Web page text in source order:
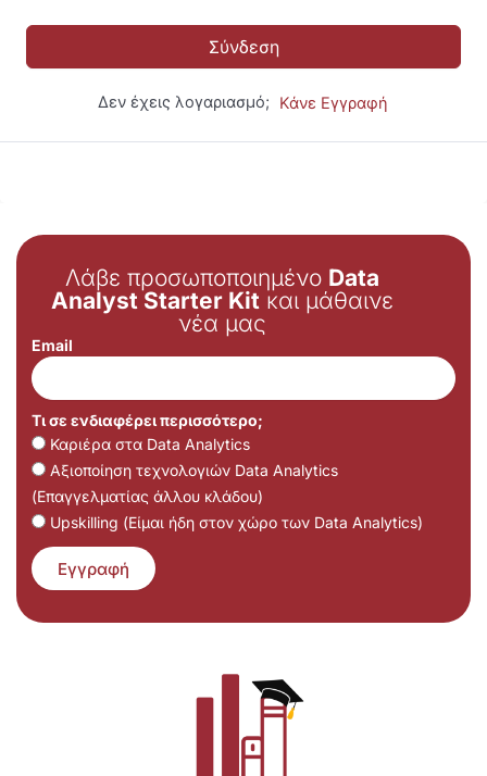
Σύνδεση
Δεν έχεις λογαριασμό; Κάνε Εγγραφή
Λάβε προσωποποιημένο Data
Analyst Starter Kit και μάθαινε
νέα μας
Email
Τι σε ενδιαφέρει περισσότερο;
Καριέρα στα Data Analytics
Αξιοποίηση τεχνολογιών Data Analytics
(Επαγγελματίας άλλου κλάδου)
Upskilling (Είμαι ήδη στον χώρο των Data Analytics)
Εγγραφή